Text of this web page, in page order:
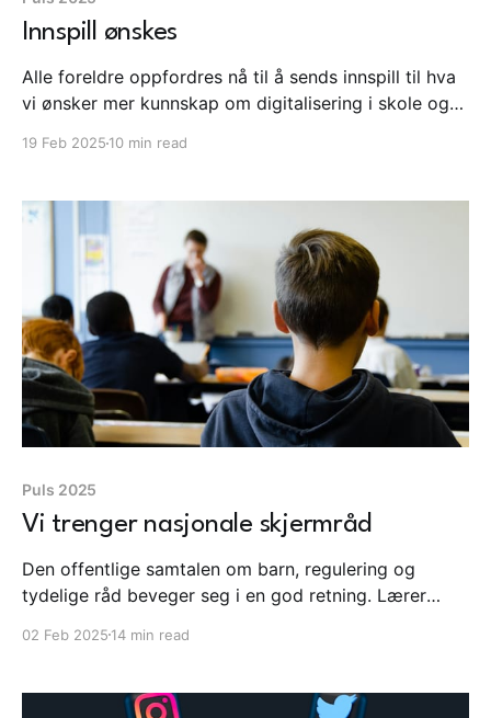
Innspill ønskes
Alle foreldre oppfordres nå til å sends innspill til hva
vi ønsker mer kunnskap om digitalisering i skole og
sosiale medier.
19 Feb 2025 10 min read
Puls 2025
Vi trenger nasjonale skjermråd
Den offentlige samtalen om barn, regulering og
tydelige råd beveger seg i en god retning. Lærer
sosiale medier skaper overskrifter samtidig som Meta
Puls fra Vevs fagnettverk.
02 Feb 2025 14 min read